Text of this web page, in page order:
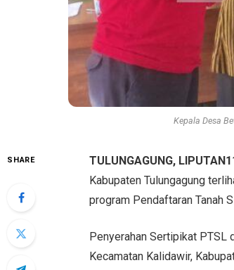
Kepala Desa
SHARE TULUNGAGUNG,
Kabupaten Tulungagung
program Pendaftaran Tanah
Penyerahan Sertipikat PTSL
Kecamatan Kalidawir,